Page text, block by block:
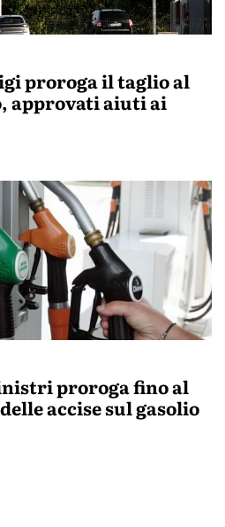
proroga il taglio al
approvati aiuti ai
proroga fino al
accise sul gasolio